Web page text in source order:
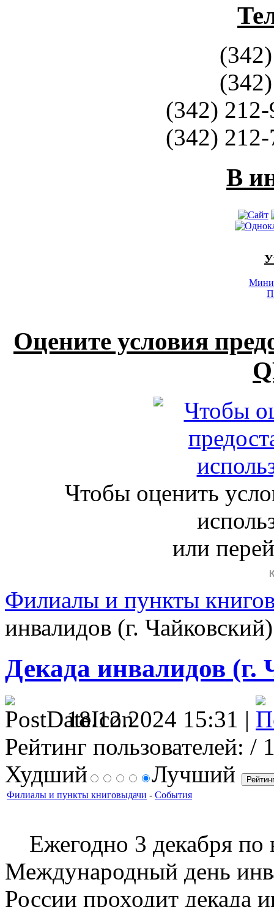
(342)
(342)
В
Оцените условия
Чтобы оценить
или
Филиалы и пункты
инвалидов (г. Чайковский)
Декада инвалидов (г.
18.12.2024 15:31 |
Рейтинг пользователей: /
Худший
Лучший
Филиалы и пункты книговыдачи - События
Ежегодно 3 декабря по
Международный день
России проходит декада